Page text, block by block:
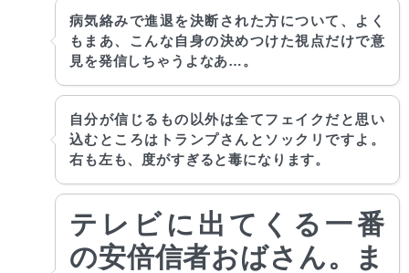
病気絡みで進退を決断された方について、よく
もまあ、こんな自身の決めつけた視点だけで意
見を発信しちゃうよなあ…。
自分が信じるもの以外は全てフェイクだと思い
込むところはトランプさんとソックリですよ。
右も左も、度がすぎると毒になります。
テレビに出てくる一番
の安倍信者おばさん。ま